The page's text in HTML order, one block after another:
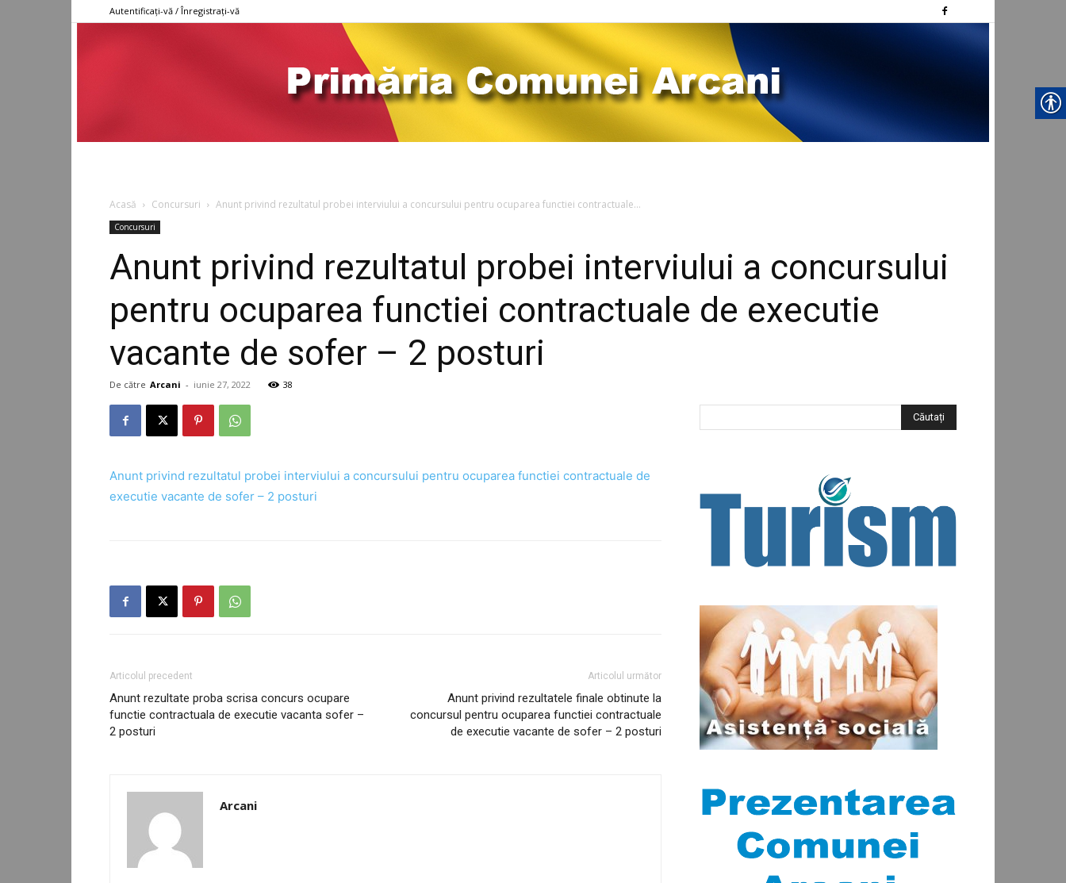
Autentificați-vă / Înregistrați-vă
Arcani
Acasă Concursuri Anunt privind rezultatul probei interviului a concursului pentru ocuparea functiei contractuale...
Concursuri
Anunt privind rezultatul probei interviului a concursului
pentru ocuparea functiei contractuale de executie
vacante de sofer – 2 posturi
De către Arcani - iunie 27, 2022 38
Anunt privind rezultatul probei interviului a concursului pentru ocuparea functiei contractuale de
executie vacante de sofer – 2 posturi
Articolul precedent
Anunt rezultate proba scrisa concurs ocupare
functie contractuala de executie vacanta sofer –
2 posturi
Articolul următor
Anunt privind rezultatele finale obtinute la
concursul pentru ocuparea functiei contractuale
de executie vacante de sofer – 2 posturi
Arcani